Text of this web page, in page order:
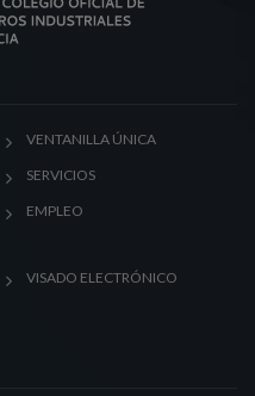
VENTANILLA ÚNICA
SERVICIOS
EMPLEO
VISADO ELECTRÓNICO